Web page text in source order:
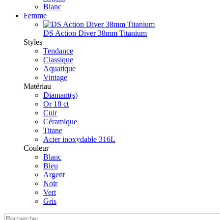
Blanc
Femme
DS Action Diver 38mm Titanium
Styles
Tendance
Classique
Aquatique
Vintage
Matériau
Diamant(s)
Or 18 ct
Cuir
Céramique
Titane
Acier inoxydable 316L
Couleur
Blanc
Bleu
Argent
Noir
Vert
Gris